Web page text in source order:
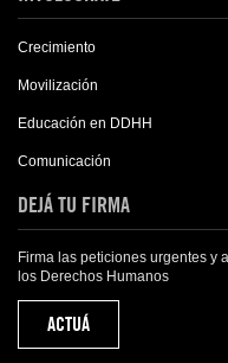
Crecimiento
Movilización
Educación en DDHH
Comunicación
DEJÁ TU FIRMA
Firma las peticiones urgentes y
los Derechos Humanos
ACTUÁ